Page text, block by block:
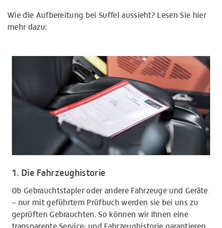
Wie die Aufbereitung bei Suffel aussieht? Lesen Sie hier
mehr dazu:
1. Die Fahrzeughistorie
Ob Gebrauchtstapler oder andere Fahrzeuge und Geräte
– nur mit geführtem Prüfbuch werden sie bei uns zu
geprüften Gebrauchten. So können wir Ihnen eine
transparente Service- und Fahrzeughistorie garantieren.